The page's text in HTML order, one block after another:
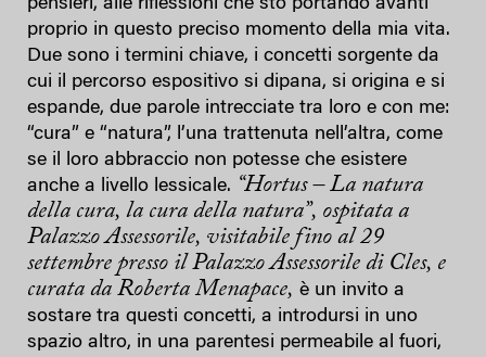
pensieri, alle riflessioni che sto portando avanti
proprio in questo preciso momento della mia vita.
Due sono i termini chiave, i concetti sorgente da
cui il percorso espositivo si dipana, si origina e si
espande, due parole intrecciate tra loro e con me:
“cura” e “natura”, l’una trattenuta nell’altra, come
se il loro abbraccio non potesse che esistere
anche a livello lessicale. “Hortus – La natura
della cura, la cura della natura”, ospitata a
Palazzo Assessorile, visitabile fino al 29
settembre presso il Palazzo Assessorile di Cles, e
curata da Roberta Menapace, è un invito a
sostare tra questi concetti, a introdursi in uno
spazio altro, in una parentesi permeabile al fuori,